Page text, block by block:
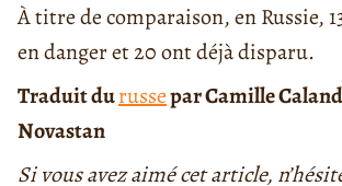
À titre de comparaison, en Russie,
en danger et 20 ont déjà disparu.
Traduit durussepar Camille
Novastan
Si vous avez aimé cet article,